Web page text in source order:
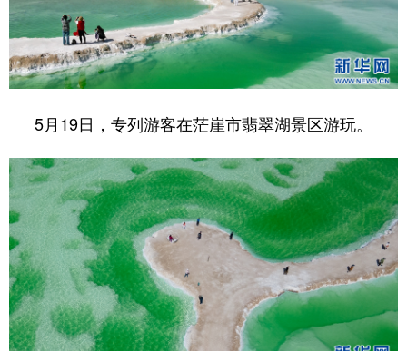
5月19日，专列游客在茫崖市翡翠湖景区游玩。